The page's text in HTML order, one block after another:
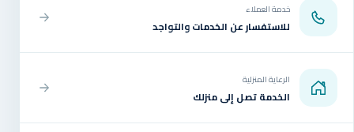
خدمة العملاء
للاستفسار عن الخدمات والتواجد
الرعاية المنزلية
الخدمة تصل إلى منزلك